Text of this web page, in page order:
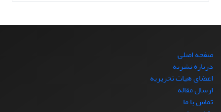
صفحه اصلی
درباره نشریه
اعضای هیات تحریریه
ارسال مقاله
تماس با ما